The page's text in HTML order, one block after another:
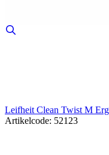
Leifheit Clean Twist M
Artikelcode: 52123